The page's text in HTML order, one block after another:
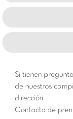
Si tienen
de nuestros
dirección.
Contacto de